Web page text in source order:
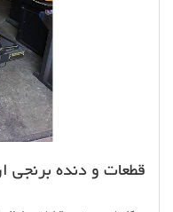
قطعات و دنده برنجی